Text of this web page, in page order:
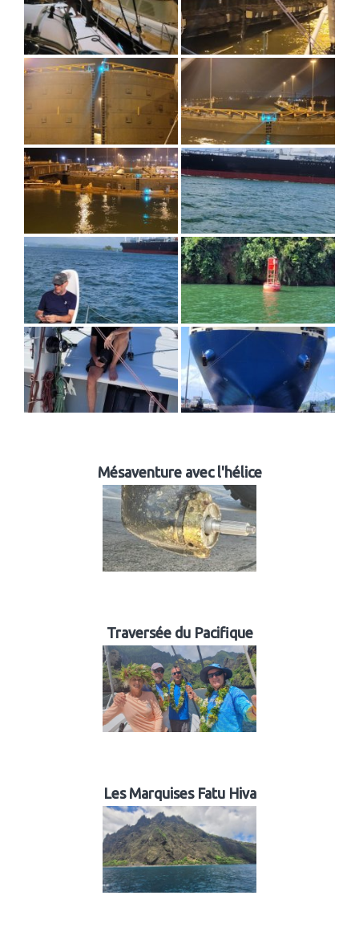
Mésaventure avec l'hélice
Traversée du Pacifique
Les Marquises Fatu Hiva